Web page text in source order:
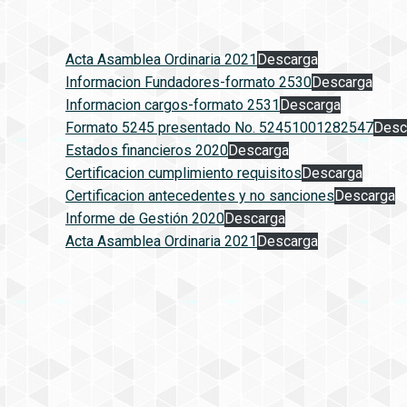
Acta Asamblea Ordinaria 2021Descarga
Informacion Fundadores-formato 2530Descarga
Informacion cargos-formato 2531Descarga
Formato 5245 presentado No. 52451001282547
Estados financieros 2020Descarga
Certificacion cumplimiento requisitosDescarga
Certificacion antecedentes y no sancionesDescarga
Informe de Gestión 2020Descarga
Acta Asamblea Ordinaria 2021Descarga